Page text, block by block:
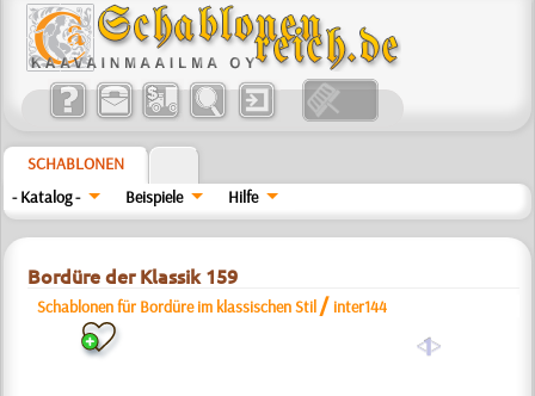
SCHABLONEN
- Katalog -
Beispiele Hilfe
Bordüre der Klassik 159
Schablonen für Bordüre im klassischen Stil / inter144
a